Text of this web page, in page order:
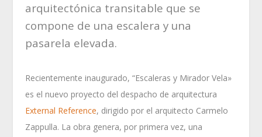
arquitectónica transitable que se
compone de una escalera y una
pasarela elevada.
Recientemente inaugurado, “Escaleras y Mirador Vela»
es el nuevo proyecto del despacho de arquitectura
External Reference, dirigido por el arquitecto Carmelo
Zappulla. La obra genera, por primera vez, una